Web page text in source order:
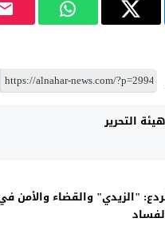
هيئة التحرير
"الزيدي" والقضاء والأمن